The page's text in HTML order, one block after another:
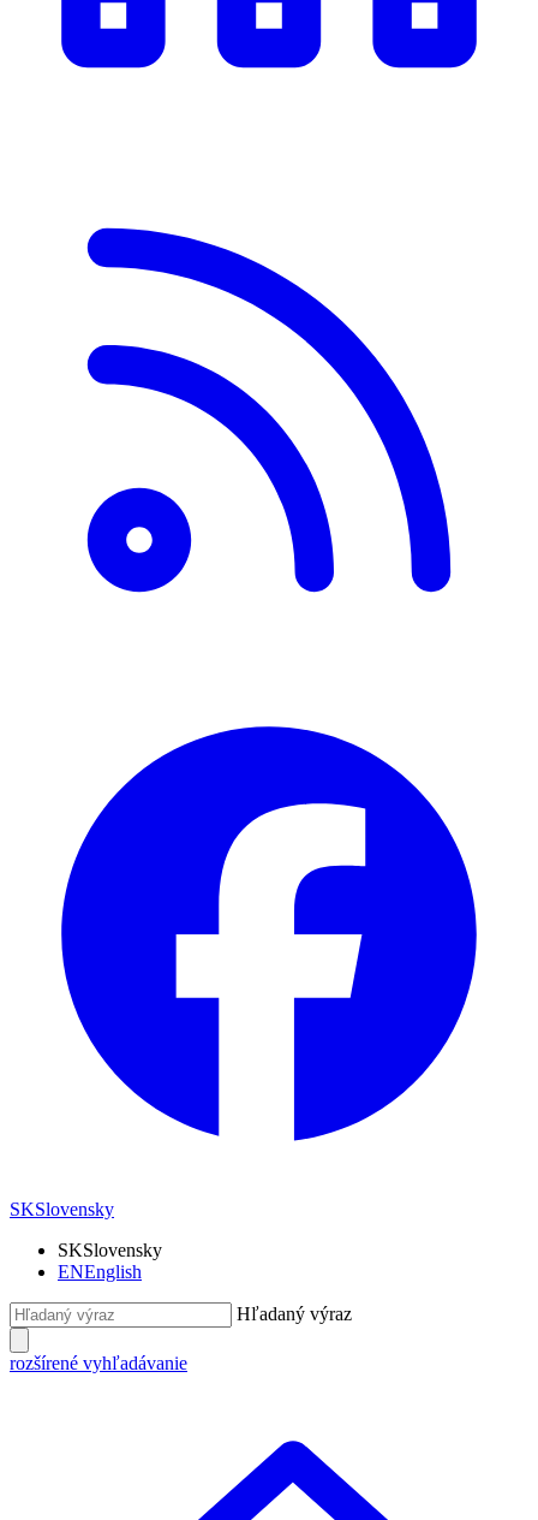
SKSlovensky
SKSlovensky
ENEnglish
Hľadaný výraz
rozšírené vyhľadávanie